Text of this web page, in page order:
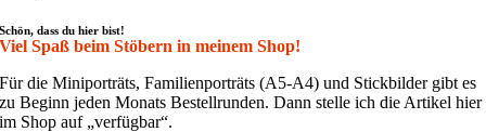
Schön, dass du hier bist!
Viel Spaß beim Stöbern in meinem Shop!
Für die Mini­por­träts, Fami­li­en­por­träts (A5-A4) und Stick­bil­der gibt es
zu Beginn jeden Monats Bestell­run­den. Dann stel­le ich die Arti­kel hier
im Shop auf „ver­füg­bar“.